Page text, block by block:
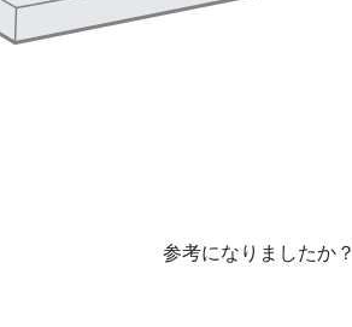
参考になりましたか？